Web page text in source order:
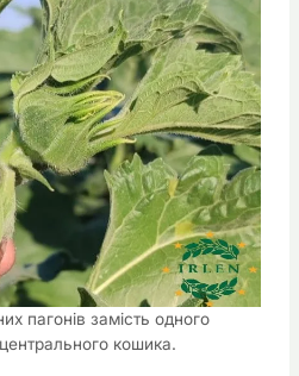
пагонів замість одного
кошика.